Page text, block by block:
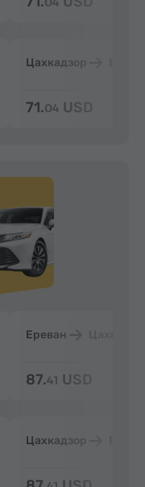
Цахкадзор
71.04 USD
Ереван
87.41 USD
Цахкадзор